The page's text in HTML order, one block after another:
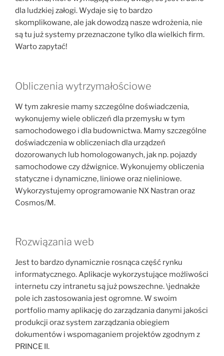
dla ludzkiej załogi. Wydaje się to bardzo
skomplikowane, ale jak dowodzą nasze wdrożenia, nie
są tu już systemy przeznaczone tylko dla wielkich firm.
Warto zapytać!
Obliczenia wytrzymałościowe
W tym zakresie mamy szczególne doświadczenia,
wykonujemy wiele obliczeń dla przemysłu w tym
samochodowego i dla budownictwa. Mamy szczególne
doświadczenia w obliczeniach dla urządzeń
dozorowanych lub homologowanych, jak np. pojazdy
samochodowe czy dźwignice. Wykonujemy obliczenia
statyczne i dynamiczne, liniowe oraz nieliniowe.
Wykorzystujemy oprogramowanie NX Nastran oraz
Cosmos/M.
Rozwiązania web
Jest to bardzo dynamicznie rosnąca część rynku
informatycznego. Aplikacje wykorzystujące możliwości
internetu czy intranetu są już powszechne. \jednakże
pole ich zastosowania jest ogromne. W swoim
portfolio mamy aplikację do zarządzania danymi jakości
produkcji oraz system zarządzania obiegiem
dokumentów i wspomaganiem projektów zgodnym z
PRINCE II.